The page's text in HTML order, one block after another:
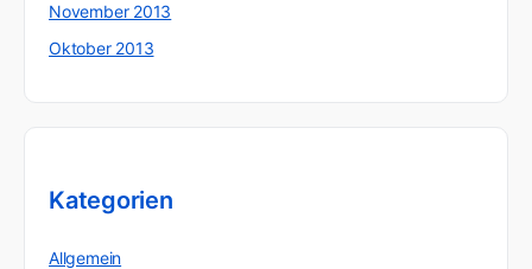
November 2013
Oktober 2013
Kategorien
Allgemein